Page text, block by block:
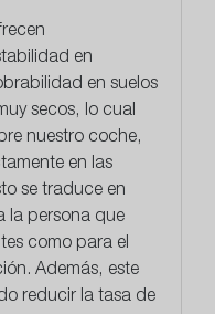
en
en suelos
secos, lo cual
nuestro coche,
en las
se traduce en
la persona que
como para el
Además, este
reducir la tasa de